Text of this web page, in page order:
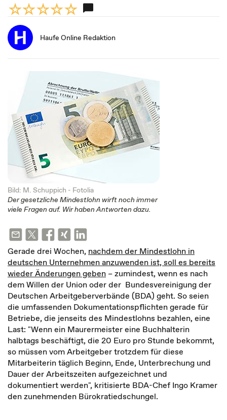
Haufe Online Redaktion
Bild: M. Schuppich - Fotolia
Der gesetzliche Mindestlohn wirft noch immer
viele Fragen auf. Wir haben Antworten dazu.
Gerade drei Wochen, nachdem der Mindestlohn in
deutschen Unternehmen anzuwenden ist, soll es bereits
wieder Änderungen geben – zumindest, wenn es nach
dem Willen der Union oder der Bundesvereinigung der
Deutschen Arbeitgeberverbände (BDA) geht. So seien
die umfassenden Dokumentationspflichten gerade für
Betriebe, die jenseits des Mindestlohns bezahlen, eine
Last: "Wenn ein Maurermeister eine Buchhalterin
halbtags beschäftigt, die 20 Euro pro Stunde bekommt,
so müssen vom Arbeitgeber trotzdem für diese
Mitarbeiterin täglich Beginn, Ende, Unterbrechung und
Dauer der Arbeitszeiten aufgezeichnet und
dokumentiert werden", kritisierte BDA-Chef Ingo Kramer
den zunehmenden Bürokratiedschungel.